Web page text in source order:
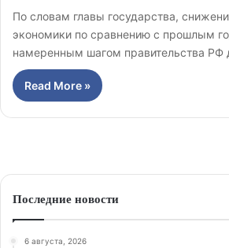
По словам главы государства,
экономики по сравнению с прошлым
намеренным шагом правительства РФ
Read More »
Последние новости
6 августа, 2026